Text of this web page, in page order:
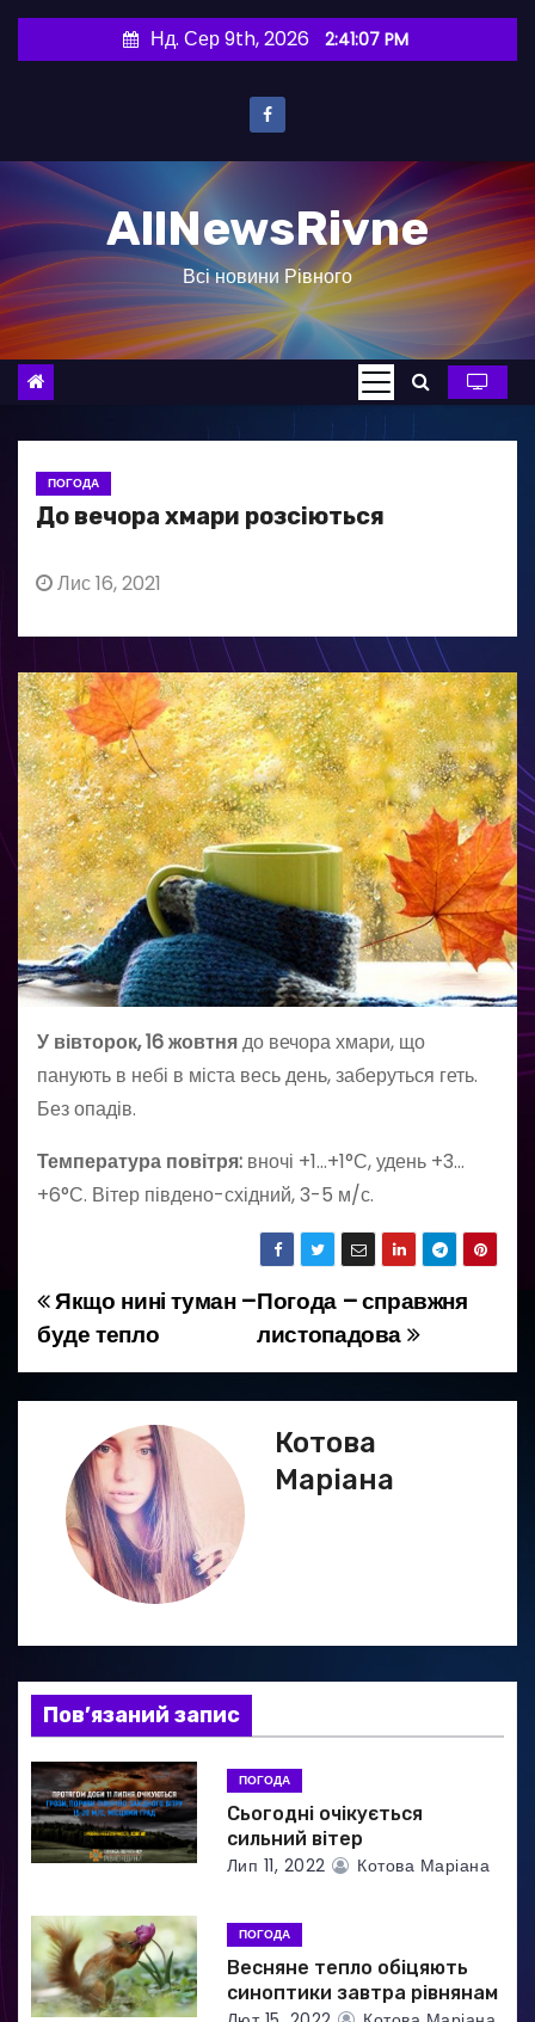
и
о
в
Нд. Сер 9th, 2026 2:41:08 PM
AllNewsRivne
Всі новини Рівного
ПОГОДА
До вечора хмари розсіються
Лис 16, 2021
У вівторок, 16 жовтнядо вечора хмари, що
панують в небі в міста весь день, заберуться геть.
Без опадів.
Температура повітря: вночі +1…+1°С, удень +3…
+6°С. Вітер південо-східний, 3-5 м/с.
Н
а
в
і
я
з
а
п
и
с
і
Погода – справжня
листопадова
Якщо нині туман –
буде тепло
Котова
Маріана
Пов’язаний запис
ПОГОДА
Сьогодні очікується
сильний вітер
Лип 11, 2022 Котова Маріана
ПОГОДА
Весняне тепло обіцяють
синоптики завтра рівнянам